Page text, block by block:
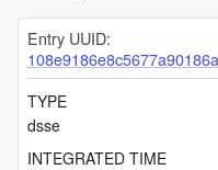
Entry UUID:
TYPE
dsse
INTEGRATED TIME